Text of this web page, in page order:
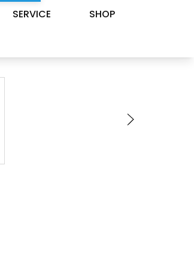
SERVICE SHOP